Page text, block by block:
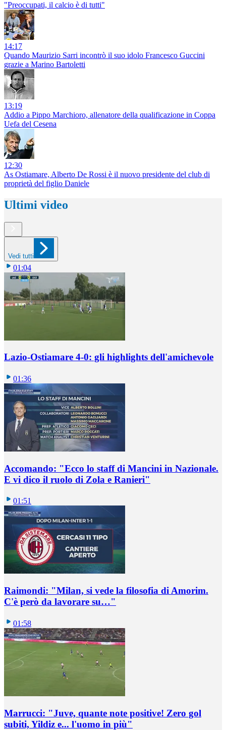
"Preoccupati, il calcio è di tutti"
14:17
Quando Maurizio Sarri incontrò il suo idolo Francesco Guccini
grazie a Marino Bartoletti
13:19
Addio a Pippo Marchioro, allenatore della qualificazione in Coppa
Uefa del Cesena
12:30
As Ostiamare, Alberto De Rossi è il nuovo presidente del club di
proprietà del figlio Daniele
Ultimi video
Vedi tutti
01:04
Lazio-Ostiamare 4-0: gli highlights dell'amichevole
01:36
Accomando: "Ecco lo staff di Mancini in Nazionale.
E vi dico il ruolo di Zola e Ranieri"
01:51
Raimondi: "Milan, si vede la filosofia di Amorim.
C'è però da lavorare su…"
01:58
Marrucci: "Juve, quante note positive! Zero gol
subiti, Yildiz e... l'uomo in più"